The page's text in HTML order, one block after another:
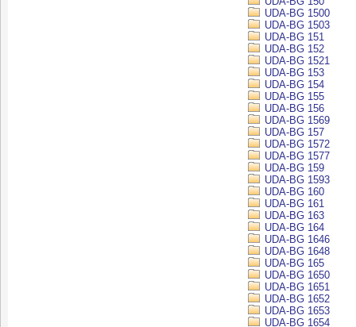
UDA-BG 1500
UDA-BG 1503
UDA-BG 151
UDA-BG 152
UDA-BG 1521
UDA-BG 153
UDA-BG 154
UDA-BG 155
UDA-BG 156
UDA-BG 1569
UDA-BG 157
UDA-BG 1572
UDA-BG 1577
UDA-BG 159
UDA-BG 1593
UDA-BG 160
UDA-BG 161
UDA-BG 163
UDA-BG 164
UDA-BG 1646
UDA-BG 1648
UDA-BG 165
UDA-BG 1650
UDA-BG 1651
UDA-BG 1652
UDA-BG 1653
UDA-BG 1654